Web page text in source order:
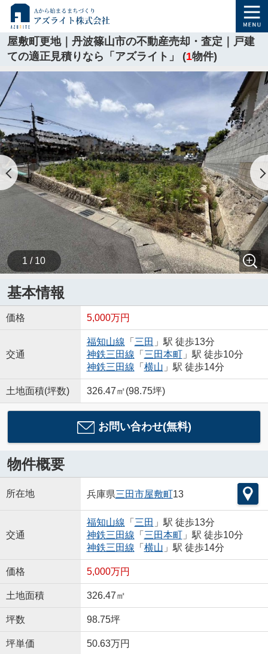
屋敷町更地｜丹波篠山市の不動産売却・査定｜戸建
ての適正見積りなら「アズライト」 (1物件)
1 / 10
基本情報
価格 5,000万円
交通
福知山線 「 三田 」駅 徒歩13分
神鉄三田線 「 三田本町」駅 徒歩10分
神鉄三田線 「 横山 」駅 徒歩14分
土地面積(坪数) 326.47㎡(98.75坪)
お問い合わせ(無料)
物件概要
所在地 兵庫県三田市屋敷町13
交通
福知山線 「 三田 」駅 徒歩13分
神鉄三田線 「 三田本町」駅 徒歩10分
神鉄三田線 「 横山 」駅 徒歩14分
価格 5,000万円
土地面積 326.47㎡
坪数 98.75坪
坪単価 50.63万円